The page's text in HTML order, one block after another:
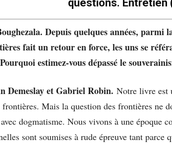
questions. Entretien
Depuis quelques années,
fait un retour en force, les uns se
estimez-vous dépassé le
Demeslay et Gabriel Robin. Notre livre est
frontières. Mais la question des frontières ne
dogmatisme. Nous vivons à une époque
sont soumises à rude épreuve tant parce